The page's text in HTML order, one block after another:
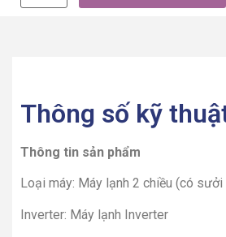
Thông số kỹ
Thông tin sản phẩm
Loại máy: Máy lạnh 2 chiều (có sưởi
Inverter: Máy lạnh Inverter